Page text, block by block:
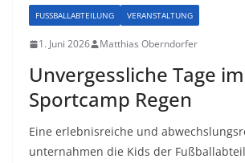
FUSSBALLABTEILUNG VERANSTALTUNG
1. Juni 2026 Matthias Oberndorfer
Unvergessliche Tage im
Sportcamp Regen
Eine erlebnisreiche und
unternahmen die Kids der